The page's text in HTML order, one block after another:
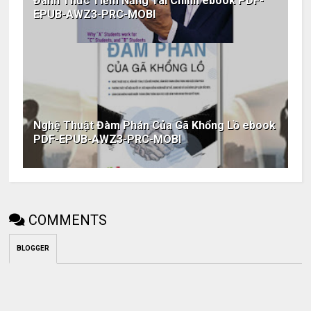
EPUB-AWZ3-PRC-MOBI
Nghệ Thuật Đàm Phán Của Gã Khổng Lồ ebook
PDF-EPUB-AWZ3-PRC-MOBI
COMMENTS
BLOGGER